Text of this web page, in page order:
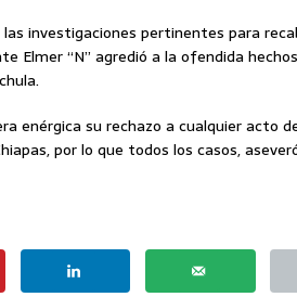
investigaciones pertinentes para
Elmer “N” agredió a la ofendida
enérgica su rechazo a cualquier acto
por lo que todos los casos,